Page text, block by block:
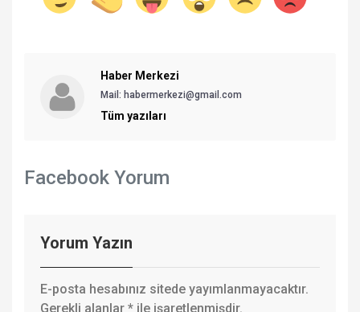
Haber Merkezi
Mail: habermerkezi@gmail.com
Tüm yazıları
Facebook Yorum
Yorum Yazın
E-posta hesabınız sitede yayımlanmayacaktır.
Gerekli alanlar * ile işaretlenmişdir.